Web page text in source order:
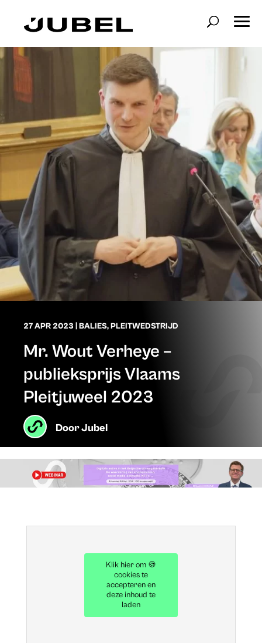
27 APR 2023 BALIES,PLEITWEDSTRIJD
Mr. Wout Verheye –
publieksprijs Vlaams
Pleitjuweel 2023
DoorJubel
Klik hier om 🍪
cookies te
accepteren en
deze inhoud te
laden